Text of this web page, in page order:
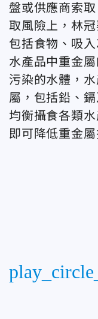
盤或供應商索
取風險上，林
包括食物、吸
水產品中重金
污染的水體，
屬，包括鉛、
均衡攝食各類
即可降低重金屬